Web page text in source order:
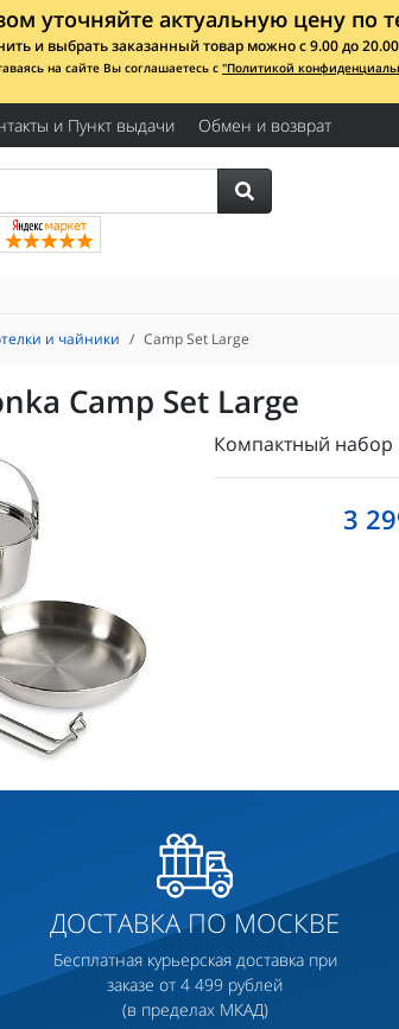
уточняйте актуальную цену по
и выбрать заказанный товар можно с 9.00 до
на сайте Вы соглашаетесь с "Политикой
и Пункт выдачи Обмен и возврат
и чайники Camp Set Large
Camp Set Large
Компактный набор
3
ДОСТАВКА ПО МОСКВЕ
Бесплатная курьерская доставка при
заказе от 4 499 рублей
(в пределах МКАД)